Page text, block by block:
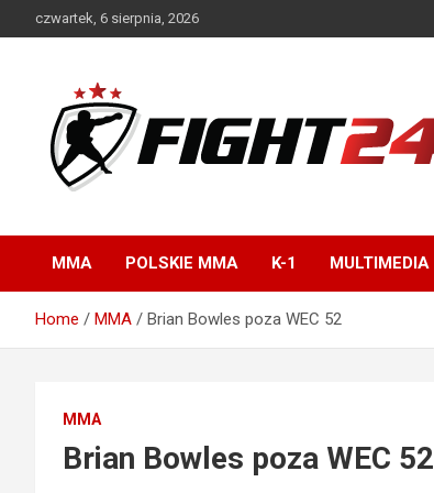
to
czwartek, 6 sierpnia, 2026
K-1, UFC
MMA POLSKIE MMA K-1 MULTIMEDIA
Home MMA Brian Bowles poza WEC 52
MMA
Brian Bowles poza WEC 52